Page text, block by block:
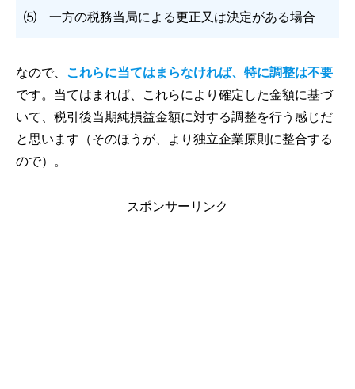
⑸ 一方の税務当局による更正又は決定がある場合
なので、 これらに当てはまらなければ、特に調整は不要
です。当てはまれば、これらにより確定した金額に基づ
いて、税引後当期純損益金額に対する調整を行う感じだ
と思います（そのほうが、より独立企業原則に整合する
ので）。
スポンサーリンク